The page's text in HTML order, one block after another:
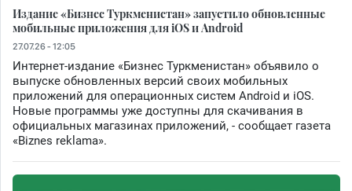
Издание «Бизнес Туркменистан» запустило обновленные
мобильные приложения для iOS и Android
27.07.26 - 12:05
Интернет-издание «Бизнес Туркменистан» объявило о
выпуске обновленных версий своих мобильных
приложений для операционных систем Android и iOS.
Новые программы уже доступны для скачивания в
официальных магазинах приложений, - сообщает газета
«Biznes reklama».